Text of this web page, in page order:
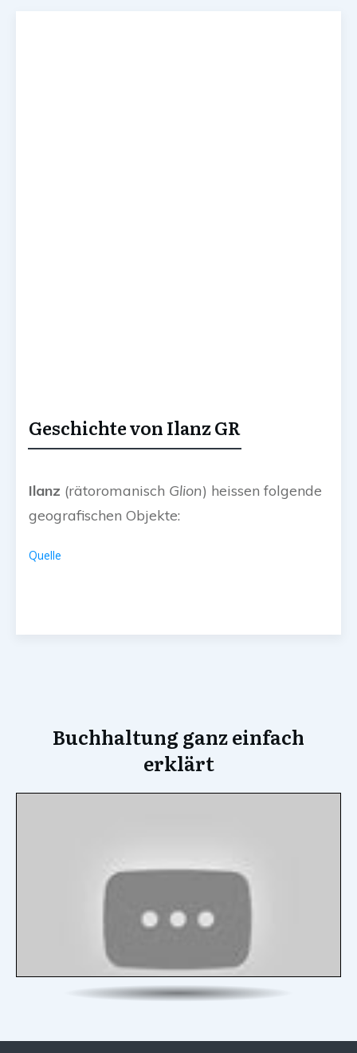
Geschichte von Ilanz GR
Ilanz (rätoromanisch Glion) heissen folgende
geografischen Objekte:
Quelle
Buchhaltung ganz einfach
erklärt